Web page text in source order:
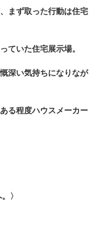
まず取った行動は住宅
ていた住宅展示場。
深い気持ちになりなが
る程度ハウスメーカー
〉